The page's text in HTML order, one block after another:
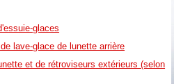
glaces
lave-glace de lunette arrière
et de rétroviseurs extérieurs (selon